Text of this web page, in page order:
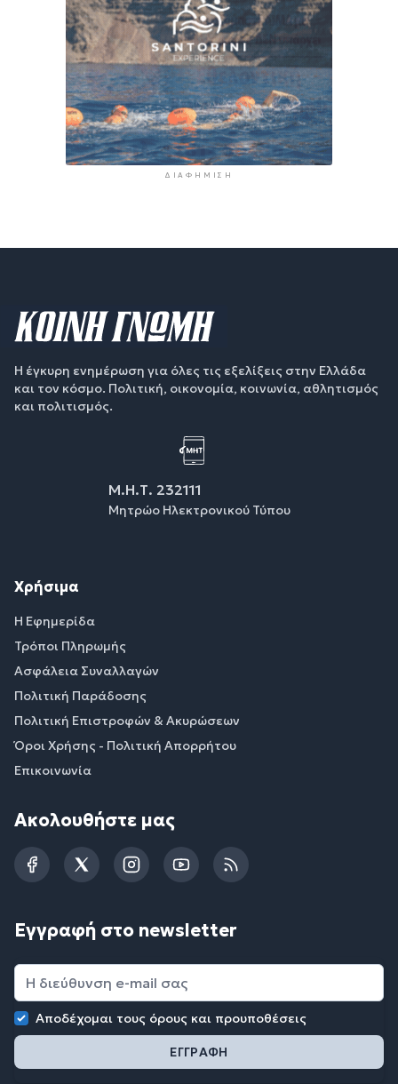
ΔΙΑΦΉΜΙΣΗ
Η έγκυρη ενημέρωση για όλες τις εξελίξεις στην Ελλάδα
και τον κόσμο. Πολιτική, οικονομία, κοινωνία, αθλητισμός
και πολιτισμός.
Μ.Η.Τ. 232111
Μητρώο Ηλεκτρονικού Τύπου
Χρήσιμα
Η Εφημερίδα
Τρόποι Πληρωμής
Ασφάλεια Συναλλαγών
Πολιτική Παράδοσης
Πολιτική Επιστροφών & Ακυρώσεων
Όροι Χρήσης - Πολιτική Απορρήτου
Επικοινωνία
Ακολουθήστε μας
FacebookTwitterInstagramYouTubeRSS
Εγγραφή στο newsletter
Αποδέχομαι τους όρους και προυποθέσεις